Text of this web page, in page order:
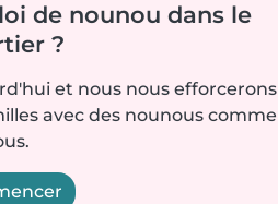
de nounou dans le
?
et nous nous efforcerons
avec des nounous comme